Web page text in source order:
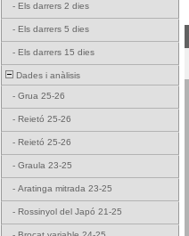
- Els darrers 2 dies
- Els darrers 5 dies
- Els darrers 15 dies
Dades i anàlisis
- Grua 25-26
- Reietó 25-26
- Reietó 25-26
- Graula 23-25
- Aratinga mitrada 23-25
- Rossinyol del Japó 21-25